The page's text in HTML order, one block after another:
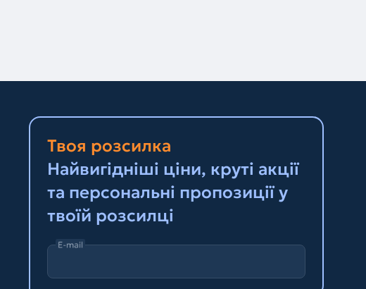
Твоя розсилка
Найвигідніші ціни, круті акції
та персональні пропозиції у
твоїй розсилці
E-mail